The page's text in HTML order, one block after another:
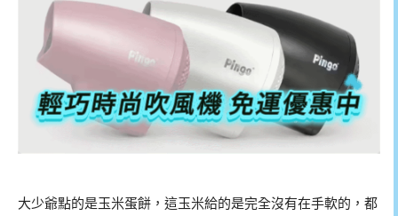
大少爺點的是玉米蛋餅，這玉米給的是完全沒有在手軟的，都